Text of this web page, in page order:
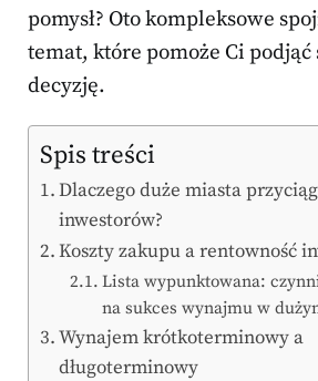
pomysł? Oto kompleksowe
temat, które pomoże Ci
decyzję.
Spis treści
Dlaczego duże miasta
inwestorów?
Koszty zakupu a rentowność
Lista wypunktowana:
na sukces wynajmu w
Wynajem krótkoterminowy a
długoterminowy